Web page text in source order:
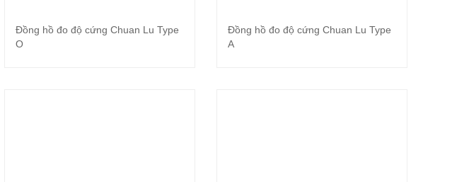
Đọc tiếp
Đồng hồ đo độ cứng Chuan Lu Type
O
Đọc tiếp
Đồng hồ đo độ cứng Chuan Lu Type
A